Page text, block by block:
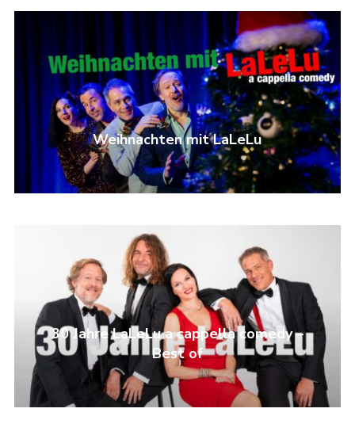
Weihnachten mit LaLeLu
30 Jahre LaLeLu a cappella comedy –
Best of